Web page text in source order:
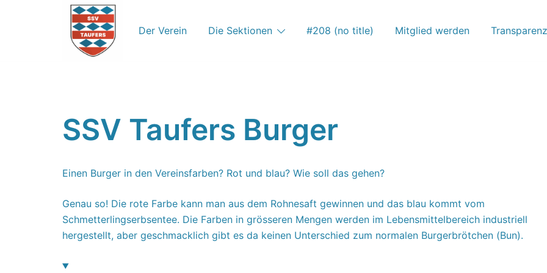
Der Verein Die Sektionen #208 (no title) Mitglied werden Transparenz
SSV Taufers Burger
Einen Burger in den Vereinsfarben? Rot und blau? Wie soll das gehen?
Genau so! Die rote Farbe kann man aus dem Rohnesaft gewinnen und das blau kommt vom
Schmetterlingserbsentee. Die Farben in grösseren Mengen werden im Lebensmittelbereich industriell
hergestellt, aber geschmacklich gibt es da keinen Unterschied zum normalen Burgerbrötchen (Bun).